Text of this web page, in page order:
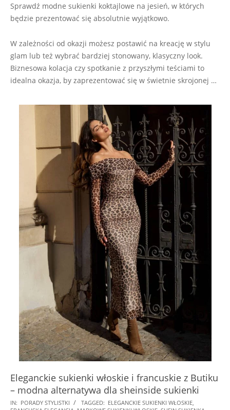
Sprawdź modne sukienki koktajlowe na jesień, w których
będzie prezentować się absolutnie wyjątkowo.
W zależności od okazji możesz postawić na kreację w stylu
glam lub też wybrać bardziej stonowany, klasyczny look.
Biznesowa kolacja czy spotkanie z przyszłymi teściami to
idealna okazja, by zaprezentować się w świetnie skrojonej …
Eleganckie sukienki włoskie i francuskie z Butiku
– modna alternatywa dla sheinside sukienki
2024-
IN: PORADY STYLISTKI TAGGED: ELEGANCKIE SUKIENKI WŁOSKIE,